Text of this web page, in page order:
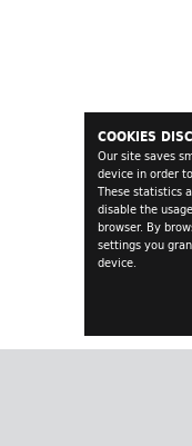
COOKIES
Our site saves
device in order
These statistics
disable the
browser. By
settings you
device.